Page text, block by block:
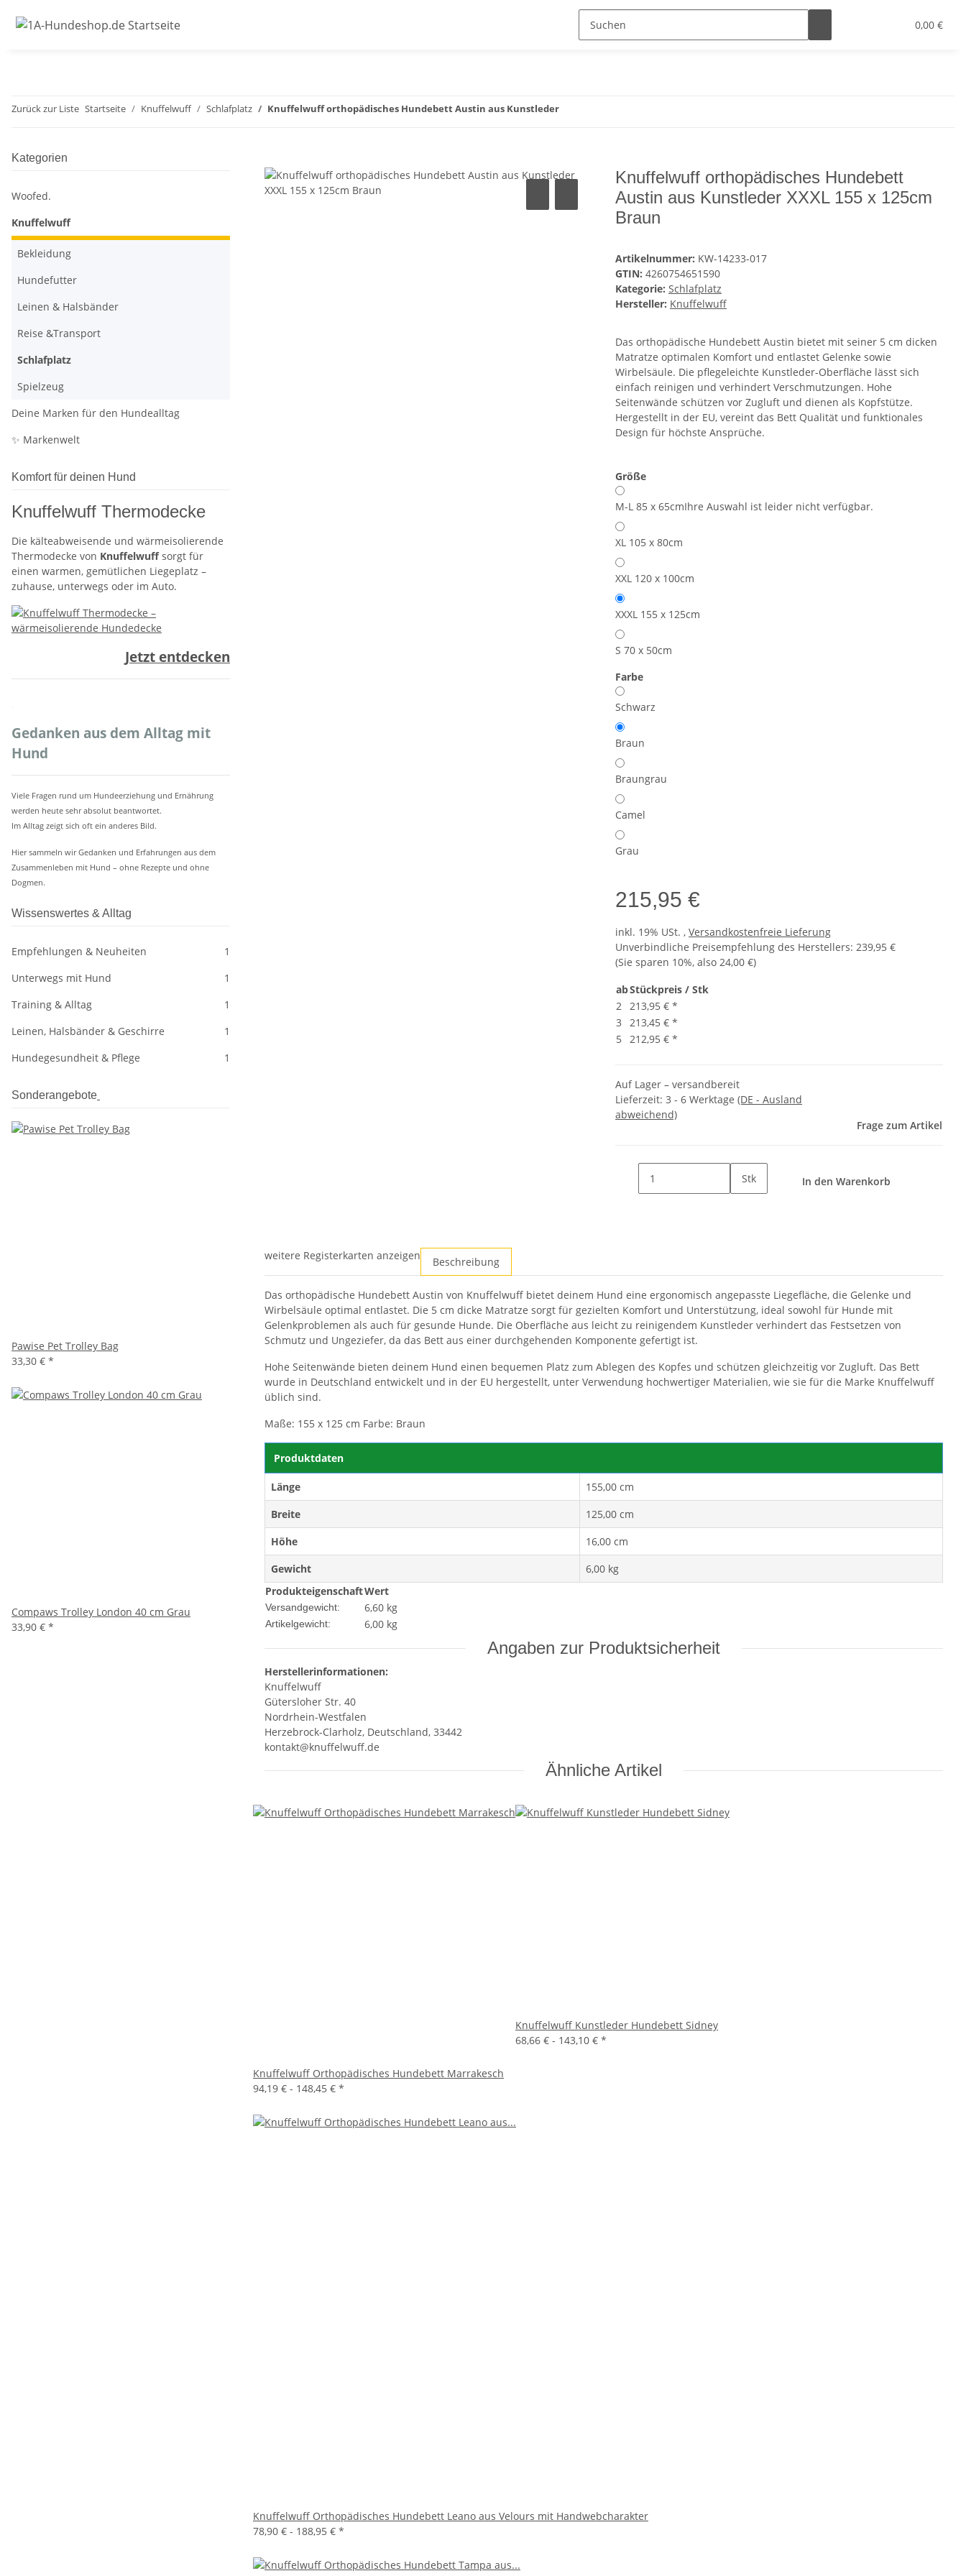
0,00 €
Zurück zur Liste Startseite Knuffelwuff Schlafplatz Knuffelwuff orthopädisches Hundebett Austin aus Kunstleder
Knuffelwuff orthopädisches Hundebett
Austin aus Kunstleder XXXL 155 x 125cm
Braun
Artikelnummer: KW-14233-017
GTIN: 4260754651590
Kategorie: Schlafplatz
Hersteller: Knuffelwuff
Das orthopädische Hundebett Austin bietet mit seiner 5 cm dicken
Matratze optimalen Komfort und entlastet Gelenke sowie
Wirbelsäule. Die pflegeleichte Kunstleder-Oberfläche lässt sich
einfach reinigen und verhindert Verschmutzungen. Hohe
Seitenwände schützen vor Zugluft und dienen als Kopfstütze.
Hergestellt in der EU, vereint das Bett Qualität und funktionales
Design für höchste Ansprüche.
Größe
M-L 85 x 65cmIhre Auswahl ist leider nicht verfügbar.
XL 105 x 80cm
XXL 120 x 100cm
XXXL 155 x 125cm
S 70 x 50cm
Farbe
Schwarz
Braun
Braungrau
Camel
Grau
215,95 €
inkl. 19% USt. , Versandkostenfreie Lieferung
Unverbindliche Preisempfehlung des Herstellers: 239,95 €
(Sie sparen 10%, also 24,00 €)
abStückpreis / Stk
2 213,95 € *
3
213,45 € *
5
212,95 € *
Auf Lager – versandbereit
Lieferzeit: 3 - 6 Werktage (DE - Ausland
abweichend)
Frage zum Artikel
Stk In den Warenkorb
weitere Registerkarten anzeigen Beschreibung
Das orthopädische Hundebett Austin von Knuffelwuff bietet deinem Hund eine ergonomisch angepasste Liegefläche, die Gelenke und
Wirbelsäule optimal entlastet. Die 5 cm dicke Matratze sorgt für gezielten Komfort und Unterstützung, ideal sowohl für Hunde mit
Gelenkproblemen als auch für gesunde Hunde. Die Oberfläche aus leicht zu reinigendem Kunstleder verhindert das Festsetzen von
Schmutz und Ungeziefer, da das Bett aus einer durchgehenden Komponente gefertigt ist.
Hohe Seitenwände bieten deinem Hund einen bequemen Platz zum Ablegen des Kopfes und schützen gleichzeitig vor Zugluft. Das Bett
wurde in Deutschland entwickelt und in der EU hergestellt, unter Verwendung hochwertiger Materialien, wie sie für die Marke Knuffelwuff
üblich sind.
Maße: 155 x 125 cm Farbe: Braun
Produktdaten
Länge
155,00 cm
Breite
125,00 cm
Höhe
16,00 cm
Gewicht
6,00 kg
ProdukteigenschaftWert
Versandgewicht: 6,60 kg
Artikelgewicht: 6,00 kg
Angaben zur Produktsicherheit
Herstellerinformationen:
Knuffelwuff
Gütersloher Str. 40
Nordrhein-Westfalen
Herzebrock-Clarholz, Deutschland, 33442
kontakt@knuffelwuff.de
Ähnliche Artikel
Knuffelwuff Orthopädisches Hundebett Marrakesch
94,19 € - 148,45 € *
Knuffelwuff Kunstleder Hundebett Sidney
68,66 € - 143,10 € *
Knuffelwuff Orthopädisches Hundebett Leano aus Velours mit Handwebcharakter
78,90 € - 188,95 € *
Kategorien
Woofed.
Knuffelwuff
Bekleidung
Hundefutter
Leinen & Halsbänder
Reise &Transport
Schlafplatz
Spielzeug
Deine Marken für den Hundealltag
✨ Markenwelt
Komfort für deinen Hund
Knuffelwuff Thermodecke
Die kälteabweisende und wärmeisolierende
Thermodecke von Knuffelwuffsorgt für
einen warmen, gemütlichen Liegeplatz –
zuhause, unterwegs oder im Auto.
Jetzt entdecken
Gedanken aus dem Alltag mit
Hund
Viele Fragen rund um Hundeerziehung und Ernährung
werden heute sehr absolut beantwortet.
Im Alltag zeigt sich oft ein anderes Bild.
Hier sammeln wir Gedanken und Erfahrungen aus dem
Zusammenleben mit Hund – ohne Rezepte und ohne
Dogmen.
Wissenswertes & Alltag
Empfehlungen & Neuheiten
1
Unterwegs mit Hund
1
Training & Alltag
1
Leinen, Halsbänder & Geschirre
1
Hundegesundheit & Pflege
1
Sonderangebote
Pawise Pet Trolley Bag
33,30 € *
Compaws Trolley London 40 cm Grau
33,90 € *